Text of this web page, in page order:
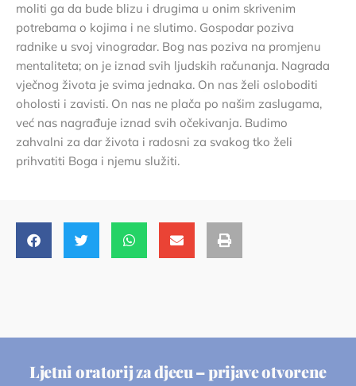
moliti ga da bude blizu i drugima u onim skrivenim
potrebama o kojima i ne slutimo. Gospodar poziva
radnike u svoj vinogradar. Bog nas poziva na promjenu
mentaliteta; on je iznad svih ljudskih računanja. Nagrada
vječnog života je svima jednaka. On nas želi osloboditi
oholosti i zavisti. On nas ne plača po našim zaslugama,
već nas nagrađuje iznad svih očekivanja. Budimo
zahvalni za dar života i radosni za svakog tko želi
prihvatiti Boga i njemu služiti.
Ljetni oratorij za djecu – prijave otvorene